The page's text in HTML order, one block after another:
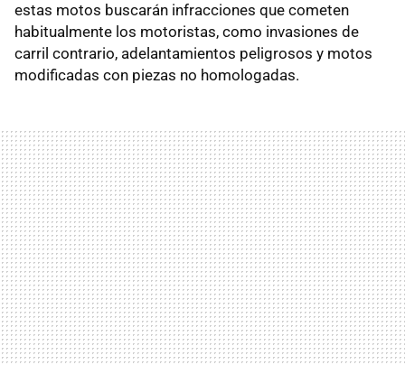
estas motos buscarán infracciones que cometen
habitualmente los motoristas, como invasiones de
carril contrario, adelantamientos peligrosos y motos
modificadas con piezas no homologadas.